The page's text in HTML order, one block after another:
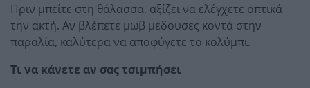
Πριν μπείτε στη θάλασσα, αξίζει να ελέγχετε οπτικά
την ακτή. Αν βλέπετε μωβ μέδουσες κοντά στην
παραλία, καλύτερα να αποφύγετε το κολύμπι.
Τι να κάνετε αν σας τσιμπήσει